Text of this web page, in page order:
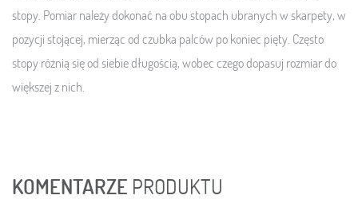
stopy. Pomiar należy dokonać na obu stopach ubranych w skarpety, w
pozycji stojącej, mierząc od czubka palców po koniec pięty. Często
stopy różnią się od siebie długością, wobec czego dopasuj rozmiar do
większej z nich.
KOMENTARZE PRODUKTU